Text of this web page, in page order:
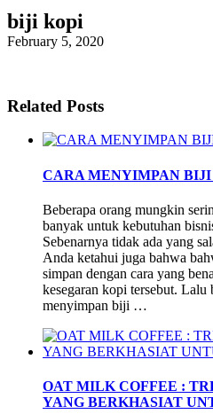
biji kopi
February 5, 2020
Related Posts
CARA MENYIMPAN
Beberapa orang mungkin
banyak untuk kebutuhan
Sebenarnya tidak ada yang
Anda ketahui juga bahwa
simpan dengan cara yang
kesegaran kopi tersebut. Lalu
menyimpan biji …
OAT MILK COFFEE :
YANG BERKHASIAT